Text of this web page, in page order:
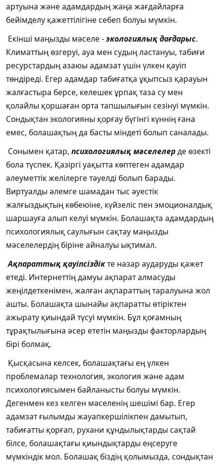
артуына және адамдардың жаңа жағдайларға
бейімделу қажеттілігіне себеп болуы мүмкін.
Екінші маңызды мәселе -экологиялық дағдарыс.
Климаттың өзгеруі, ауа мен судың ластануы, табиғи
ресурстардың азаюы адамзат үшін үлкен қауіп
төндіреді. Егер адамдар табиғатқа ұқыпсыз қарауын
жалғастыра берсе, келешек ұрпақ таза су мен
қолайлы қоршаған орта тапшылығын сезінуі мүмкін.
Сондықтан экологияны қорғау бүгінгі күннің ғана
емес, болашақтың да басты міндеті болып саналады.
Сонымен қатар, психологиялық мәселелерде өзекті
бола түспек. Қазіргі уақытта көптеген адамдар
әлеуметтік желілерге тәуелді болып барады.
Виртуалды әлемге шамадан тыс әуестік
жалғыздықтың көбеюіне, күйзеліс пен эмоционалдық
шаршауға алып келуі мүмкін. Болашақта адамдардың
психологиялық саулығын сақтау маңызды
мәселелердің біріне айналуы ықтимал.
Ақпараттық қауіпсіздікте назар аударуды қажет
етеді. Интернеттің дамуы ақпарат алмасуды
жеңілдеткенімен, жалған ақпараттың таралуына жол
ашты. Болашақта шынайы ақпаратты өтіріктен
ажырату қиындай түсуі мүмкін. Бұл қоғамның
тұрақтылығына әсер ететін маңызды факторлардың
бірі болмақ.
Қысқасына келсек, болашақтағы ең үлкен
проблемалар технология, экология және адам
психологиясымен байланысты болуы мүмкін.
Дегенмен кез келген мәселенің шешімі бар. Егер
адамзат ғылымды жауапкершілікпен дамытып,
табиғатты қорғап, рухани құндылықтарды сақтай
білсе, болашақтағы қиындықтарды еңсеруге
мүмкіндік мол. Болашақ біздің қолымызда, сондықтан